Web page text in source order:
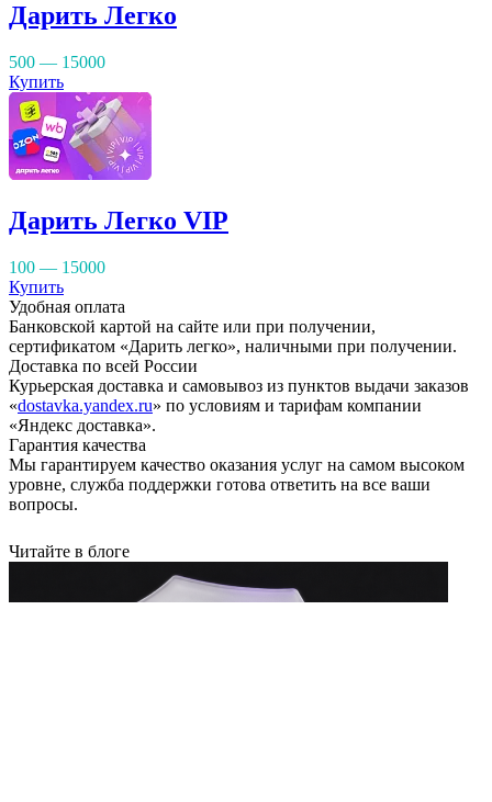
Дарить Легко
500 — 15000
Купить
Дарить Легко VIP
100 — 15000
Купить
Удобная оплата
Банковской картой на сайте или при получении,
сертификатом «Дарить легко», наличными при получении.
Доставка по всей России
Курьерская доставка и самовывоз из пунктов выдачи заказов
«dostavka.yandex.ru» по условиям и тарифам компании
«Яндекс доставка».
Гарантия качества
Мы гарантируем качество оказания услуг на самом высоком
уровне, служба поддержки готова ответить на все ваши
вопросы.
Читайте в блоге